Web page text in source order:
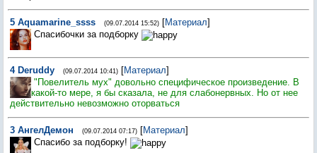
5 Aquamarine_ssss (09.07.2014 15:52) [Материал]
Спасибочки за подборку
4 Deruddy (09.07.2014 10:41) [Материал]
"Повелитель мух" довольно специфическое произведение. В
какой-то мере, я бы сказала, не для слабонервных. Но от нее
действительно невозможно оторваться
3 АнгелДемон (09.07.2014 07:17) [Материал]
Спасибо за подборку!